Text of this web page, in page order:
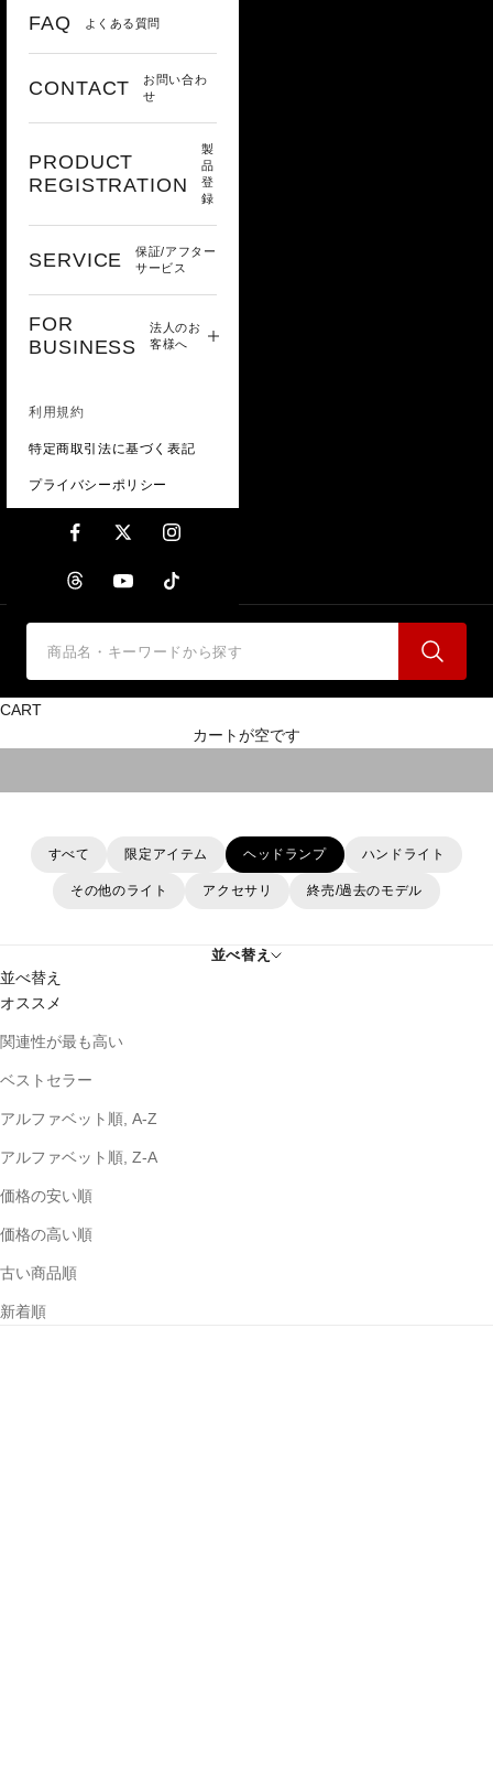
FAQ よくある質問
CONTACT
お問い合わ
せ
PRODUCT
REGISTRATION
製
品
登
録
SERVICE
保証/アフター
サービス
FOR
BUSINESS
法人のお
客様へ
利用規約
特定商取引法に基づく表記
プライバシーポリシー
CART
カートが空です
HEADLAMPS
ヘッドランプ
すべて 限定アイテム ヘッドランプ ハンドライト
その他のライト アクセサリ 終売/過去のモデル
並べ替え
並べ替え
オススメ
関連性が最も高い
ベストセラー
アルファベット順, A-Z
アルファベット順, Z-A
価格の安い順
価格の高い順
古い商品順
新着順